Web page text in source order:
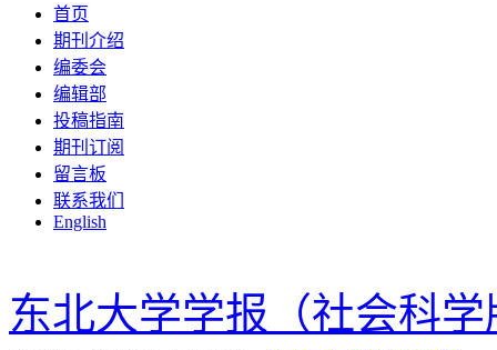
首页
期刊介绍
编委会
编辑部
投稿指南
期刊订阅
留言板
联系我们
English
东北大学学报（社会科学